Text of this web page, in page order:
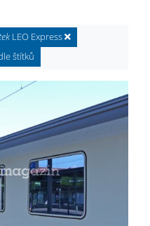
LEO Express
štítků